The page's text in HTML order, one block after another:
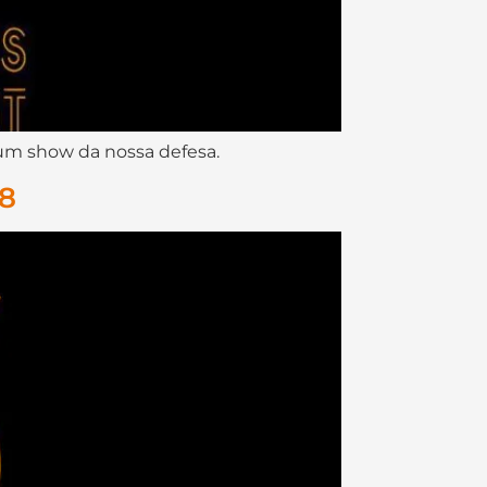
show da nossa defesa.